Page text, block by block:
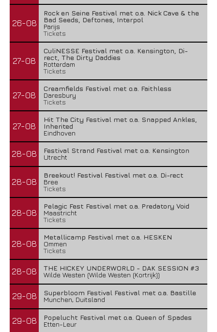
26-08
Rock en Seine Festival met o.a. Nick Cave & the
Bad Seeds, Deftones, Interpol
Parijs
Tickets
27-08
CuliNESSE Festival met o.a. Kensington, Di-
rect, The Dirty Daddies
Rotterdam
Tickets
27-08
Creamfields Festival met o.a. Faithless
Daresbury
Tickets
27-08
Hit The City Festival met o.a. Snapped Ankles,
Inherited
Eindhoven
28-08
Festival Strand Festival met o.a. Kensington
Utrecht
28-08
Breekout! Festival Festival met o.a. Di-rect
Bree
Tickets
28-08
Pelagic Fest Festival met o.a. Predatory Void
Maastricht
Tickets
28-08
Metallicamp Festival met o.a. HESKEN
Ommen
Tickets
28-08
THE HICKEY UNDERWORLD - DAK SESSION #3
Wilde Westen (Wilde Westen (Kortrijk))
29-08
Superbloom Festival Festival met o.a. Bastille
Munchen, Duitsland
29-08
Popelucht Festival met o.a. Queen of Spades
Etten-Leur